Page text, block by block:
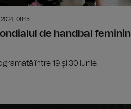
08:15
de handbal feminin
între 19 și 30 iunie.